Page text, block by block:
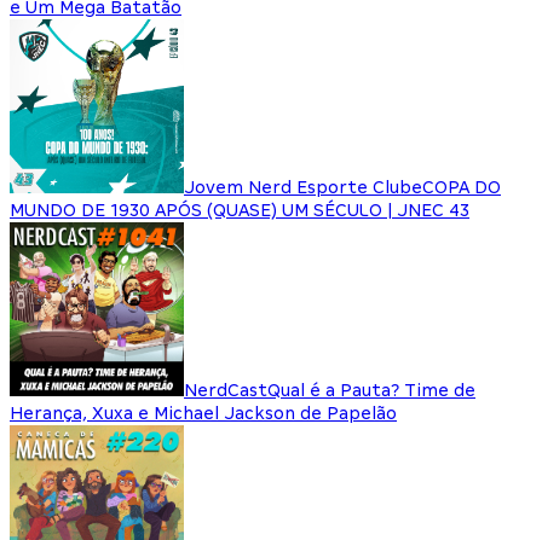
e Um Mega Batatão
Jovem Nerd Esporte ClubeCOPA DO
MUNDO DE 1930 APÓS (QUASE) UM SÉCULO | JNEC 43
NerdCastQual é a Pauta? Time de
Herança, Xuxa e Michael Jackson de Papelão